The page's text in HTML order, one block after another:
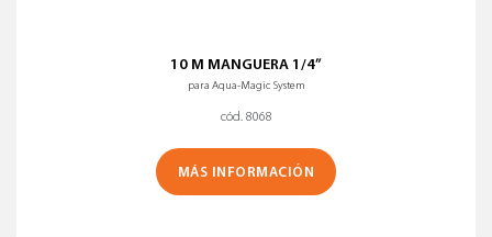
10 M MANGUERA 1/4”
para Aqua-Magic System
cód. 8068
MÁS INFORMACIÓN